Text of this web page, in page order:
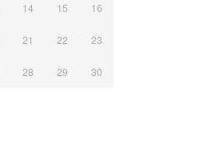
14 15 16
21 22 23
28 29 30